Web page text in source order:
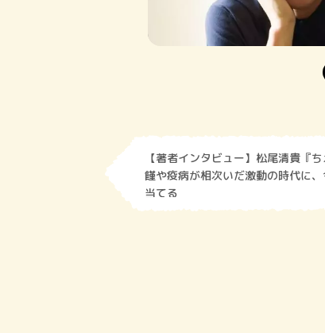
【著者インタビュー】松尾清貴『
饉や疫病が相次いだ激動の時代に
当てる